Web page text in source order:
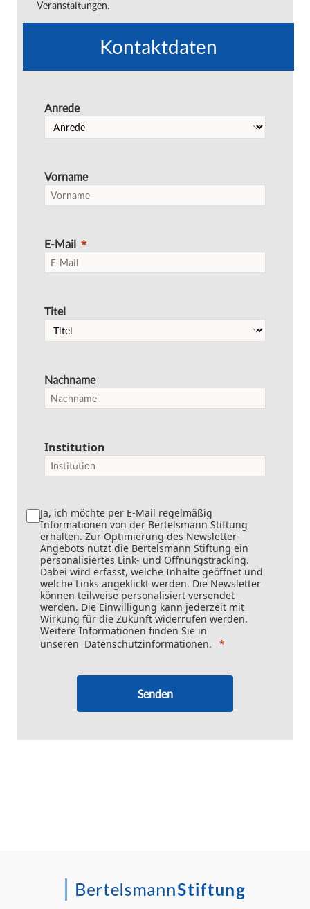
Veranstaltungen.
Kontaktdaten
Anrede
Vorname
E-Mail
Titel
Nachname
Institution
Ja, ich möchte per E-Mail regelmäßig
Informationen von der Bertelsmann Stiftung
erhalten. Zur Optimierung des Newsletter-
Angebots nutzt die Bertelsmann Stiftung ein
personalisiertes Link- und Öffnungstracking.
Dabei wird erfasst, welche Inhalte geöffnet und
welche Links angeklickt werden. Die Newsletter
können teilweise personalisiert versendet
werden. Die Einwilligung kann jederzeit mit
Wirkung für die Zukunft widerrufen werden.
Weitere Informationen finden Sie in
unseren Datenschutzinformationen.
Senden